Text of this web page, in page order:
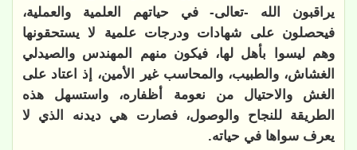
يراقبون الله -تعالى- في حياتهم العلمية والعملية،
فيحصلون على شهادات ودرجات علمية لا يستحقونها
وهم ليسوا بأهل لها، فيكون منهم المهندس والصيدلي
الغشاش، والطبيب، والمحاسب غير الأمين، إذ اعتاد على
الغش والاحتيال من نعومة أظفاره، واستسهل هذه
الطريقة للنجاح والوصول، فصارت هي ديدنه الذي لا
يعرف سواها في حياته.